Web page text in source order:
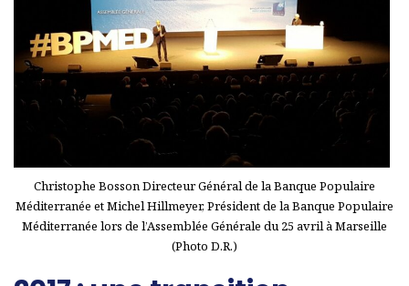
Christophe Bosson Directeur Général de la Banque Populaire
Méditerranée et Michel Hillmeyer, Président de la Banque Populaire
Méditerranée lors de l’Assemblée Générale du 25 avril à Marseille
(Photo D.R.)